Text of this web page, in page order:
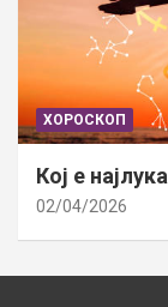
ХОРОСКОП
Кој е
02/04/2026